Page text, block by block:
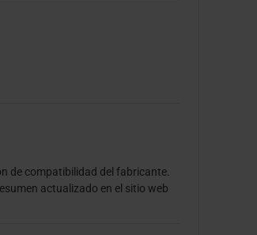
de compatibilidad del fabricante.
actualizado en el sitio web